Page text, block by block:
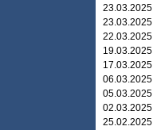
23.03.2025
23.03.2025
22.03.2025
19.03.2025
17.03.2025
06.03.2025
05.03.2025
02.03.2025
25.02.2025